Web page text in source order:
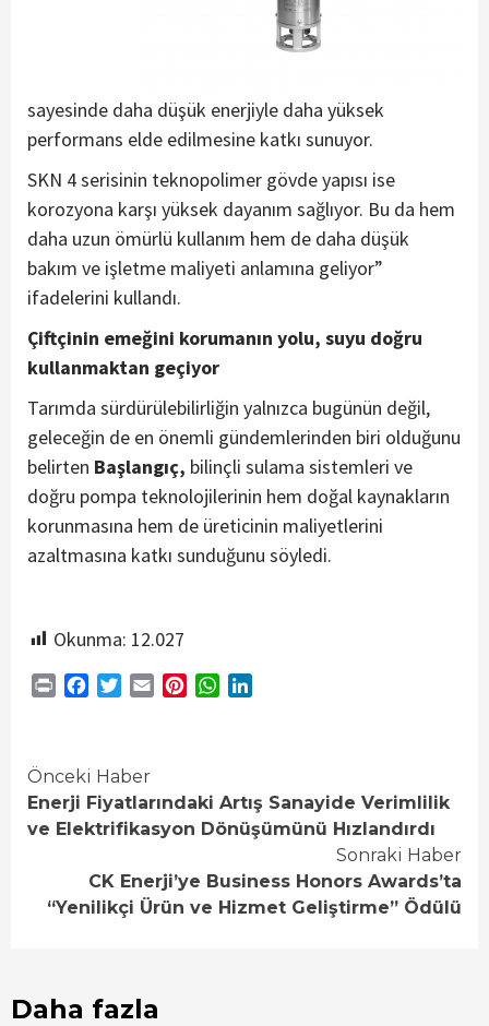
sayesinde daha düşük enerjiyle daha yüksek
performans elde edilmesine katkı sunuyor.
SKN 4 serisinin teknopolimer gövde yapısı ise
korozyona karşı yüksek dayanım sağlıyor. Bu da hem
daha uzun ömürlü kullanım hem de daha düşük
bakım ve işletme maliyeti anlamına geliyor”
ifadelerini kullandı.
Çiftçinin emeğini korumanın yolu, suyu doğru
kullanmaktan geçiyor
Tarımda sürdürülebilirliğin yalnızca bugünün değil,
geleceğin de en önemli gündemlerinden biri olduğunu
belirten Başlangıç, bilinçli sulama sistemleri ve
doğru pompa teknolojilerinin hem doğal kaynakların
korunmasına hem de üreticinin maliyetlerini
azaltmasına katkı sunduğunu söyledi.
Okunma: 12.027
Print FacebookTwitterEmail PinterestWhatsApp
Continue
Reading
Önceki Haber
Enerji Fiyatlarındaki Artış Sanayide Verimlilik
ve Elektrifikasyon Dönüşümünü Hızlandırdı
Sonraki Haber
CK Enerji’ye Business Honors Awards’ta
“Yenilikçi Ürün ve Hizmet Geliştirme” Ödülü
Daha fazla